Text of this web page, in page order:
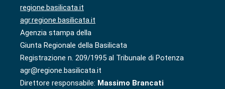
regione.basilicata.it
agr.regione.basilicata.it
Agenzia stampa della
Giunta Regionale della Basilicata
Registrazione n. 209/1995 al Tribunale di Potenza
agr@regione.basilicata.it
Direttore responsabile: Massimo Brancati